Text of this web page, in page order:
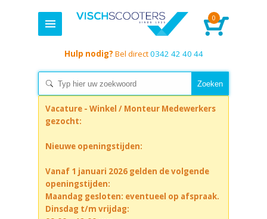
0
Hulp nodig? Bel direct0342 42 40 44
Vacature - Winkel / Monteur Medewerkers
gezocht:
Nieuwe openingstijden:
Vanaf 1 januari 2026 gelden de volgende
openingstijden:
Maandag gesloten: eventueel op afspraak.
Dinsdag t/m vrijdag: